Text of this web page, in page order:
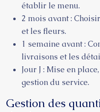
établir le menu.
2 mois avant :
et les fleurs.
1 semaine avant :
livraisons et les
Jour J : Mise en
gestion du service.
Gestion des